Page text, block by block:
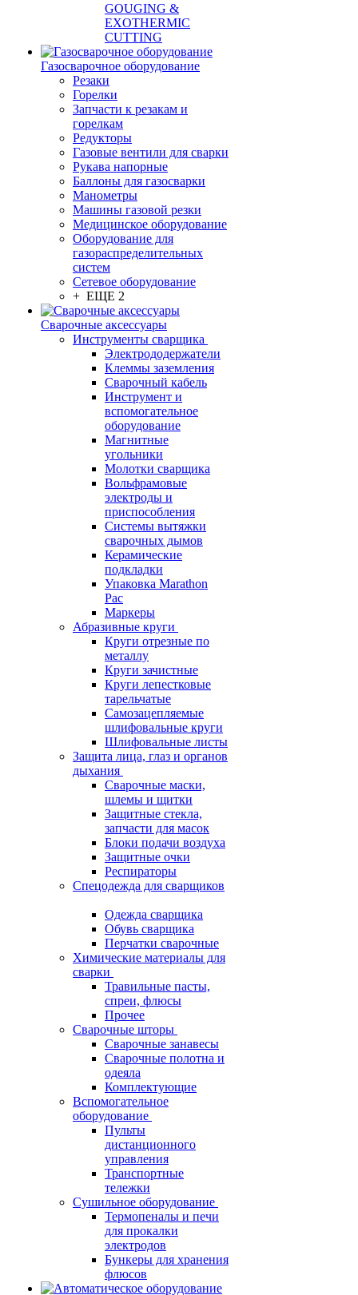
GOUGING &
EXOTHERMIC
CUTTING
Газосварочное оборудование
Резаки
Горелки
Запчасти к резакам и
горелкам
Редукторы
Газовые вентили для сварки
Рукава напорные
Баллоны для газосварки
Манометры
Машины газовой резки
Медицинское оборудование
Оборудование для
газораспределительных
систем
Сетевое оборудование
+ ЕЩЕ 2
Сварочные аксессуары
Инструменты сварщика
Электрододержатели
Клеммы заземления
Сварочный кабель
Инструмент и
вспомогательное
оборудование
Магнитные
угольники
Молотки сварщика
Вольфрамовые
электроды и
приспособления
Системы вытяжки
сварочных дымов
Керамические
подкладки
Упаковка Marathon
Pac
Маркеры
Абразивные круги
Круги отрезные по
металлу
Круги зачистные
Круги лепестковые
тарельчатые
Самозацепляемые
шлифовальные круги
Шлифовальные листы
Защита лица, глаз и органов
дыхания
Сварочные маски,
шлемы и щитки
Защитные стекла,
запчасти для масок
Блоки подачи воздуха
Защитные очки
Респираторы
Спецодежда для сварщиков
Одежда сварщика
Обувь сварщика
Перчатки сварочные
Химические материалы для
сварки
Травильные пасты,
спреи, флюсы
Прочее
Сварочные шторы
Сварочные занавесы
Сварочные полотна и
одеяла
Комплектующие
Вспомогательное
оборудование
Пульты
дистанционного
управления
Транспортные
тележки
Сушильное оборудование
Термопеналы и печи
для прокалки
электродов
Бункеры для хранения
флюсов